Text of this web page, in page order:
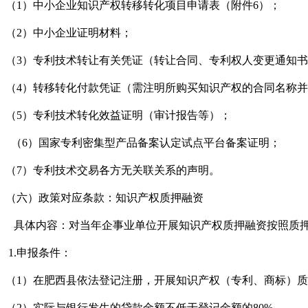
（1）中小企业知识产权转移转化项目申请表（附件6）；
（2）中小企业证明材料；
（3）专利技术转让有关凭证（转让合同、专利权人变更通知
（4）转移转化付款凭证（需注明所购买知识产权的合同名称
（5）专利技术转化效益证明（审计报告等）；
（6）国家专利密集型产品备案认定试点平台备案证明；
（7）专利技术交易各方无关联关系的声明。
（六）政策对应条款：知识产权质押融资
具体内容：对当年企事业单位开展知识产权质押融资按照质
1.申报条件：
（1）在肥西县依法登记注册，开展知识产权（专利、商标）